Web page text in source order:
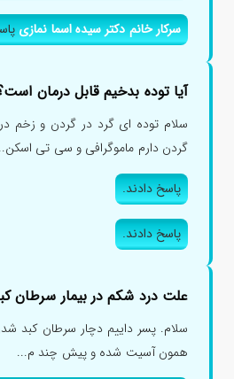
سرکار خانم دکتر سیده اسما نمازی
آیا توده بدخیم قابل درمان
سلام توده ای گرد در گردن و
گردن دارم ماموگرافی و سی تی
پاسخ دادند.
پاسخ دادند.
علت درد شکم در بیمار سرطان
سلام. پسر داییم دچار سرطان کبد
همون آسیت شده و پیش چند م...